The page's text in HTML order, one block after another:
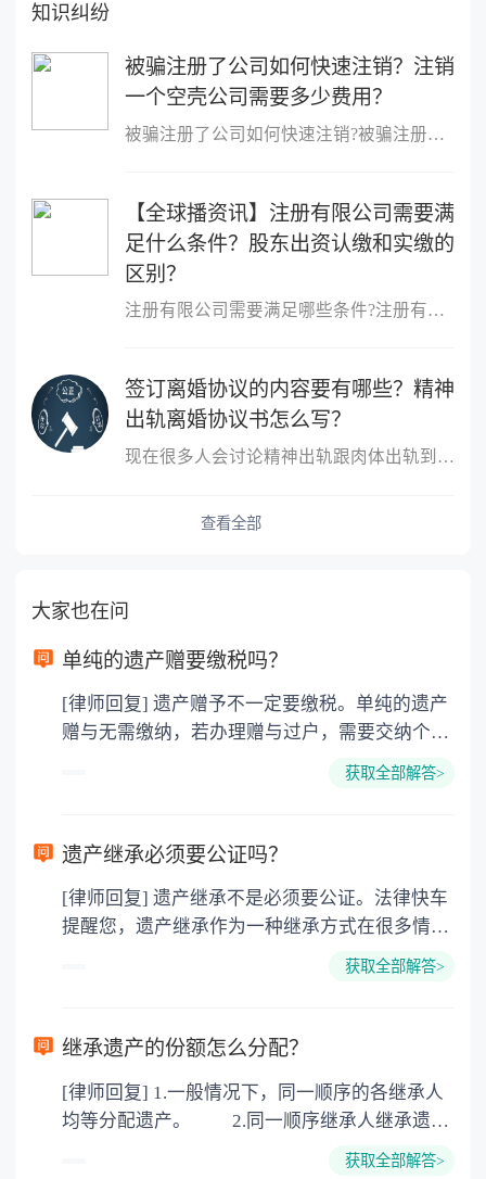
知识纠纷
被骗注册了公司如何快速注销？注销
一个空壳公司需要多少费用？
被骗注册了公司如何快速注销?被骗注册公司想注销该公司的注销流程：
【全球播资讯】注册有限公司需要满
足什么条件？股东出资认缴和实缴的
区别？
注册有限公司需要满足哪些条件?注册有限公司需要满足什么条件?1、股
签订离婚协议的内容要有哪些？精神
出轨离婚协议书怎么写？
现在很多人会讨论精神出轨跟肉体出轨到底哪个更严重？这个不同的人
查看全部
大家也在问
单纯的遗产赠要缴税吗？
[律师回复] 遗产赠予不一定要缴税。单纯的遗产
赠与无需缴纳，若办理赠与过户，需要交纳个人
所得税、契税和公证费。赠与过户是没有增值税
要缴纳公证费，具体如下： 1. 公证费：按房
3. 印花税：按房屋评估价的0.05%缴纳 4. 土
地增值税：按房价1%缴纳 5. 房屋产权登记费：
获取全部解答>
遗产继承必须要公证吗？
[律师回复] 遗产继承不是必须要公证。法律快车
提醒您，遗产继承作为一种继承方式在很多情况
下都是不需要公证的，当然，如果需要公正的也
以防对财产继承发生纠纷，可以对遗产继承进行
公证。
获取全部解答>
继承遗产的份额怎么分配？
[律师回复] 1.一般情况下，同一顺序的各继承人
均等分配遗产。 2.同一顺序继承人继承遗产
获取全部解答>